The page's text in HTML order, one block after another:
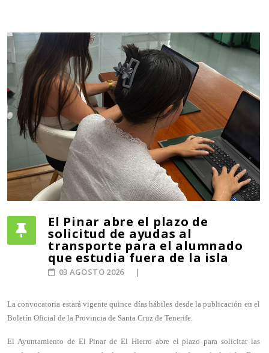
El Pinar abre el plazo de
solicitud de ayudas al
transporte para el alumnado
que estudia fuera de la isla
03 AGOSTO 2026
La convocatoria estará vigente quince días hábiles desde la publicación en el
Boletín Oficial de la Provincia de Santa Cruz de Tenerife.
El Ayuntamiento de El Pinar de El Hierro abre el plazo para solicitar las